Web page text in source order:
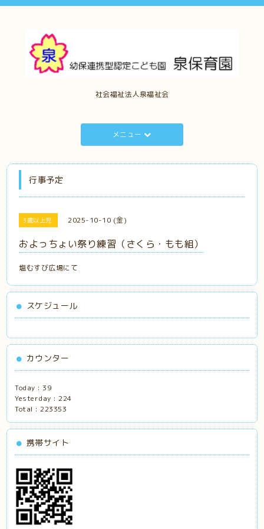
社会福祉法人泉福祉会
メニュー
行事予定
3歳以上児 2025-10-10 (金)
およっちょい祭り練習（さくら・もも組）
塩むすび広場にて
スケジュール
カウンター
Today :39
Yesterday :224
Total :223353
携帯サイト